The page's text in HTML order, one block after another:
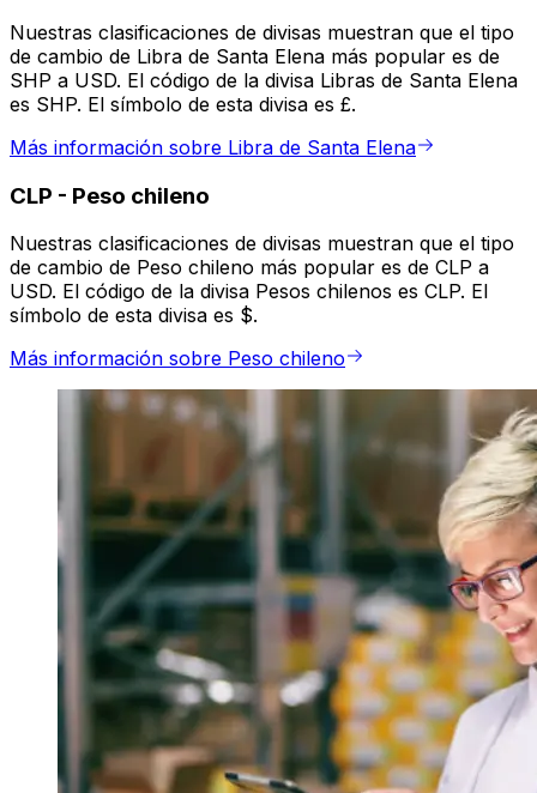
Nuestras clasificaciones de divisas muestran que el tipo
de cambio de Libra de Santa Elena más popular es de
SHP a USD. El código de la divisa Libras de Santa Elena
es SHP. El símbolo de esta divisa es £.
Más información sobre Libra de Santa Elena
CLP - Peso chileno
Nuestras clasificaciones de divisas muestran que el tipo
de cambio de Peso chileno más popular es de CLP a
USD. El código de la divisa Pesos chilenos es CLP. El
símbolo de esta divisa es $.
Más información sobre Peso chileno